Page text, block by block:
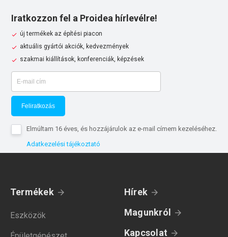
Iratkozzon fel a Proidea hírlevélre!
új termékek az építési piacon
aktuális gyártói akciók, kedvezmények
szakmai kiállítások, konferenciák, képzések
Feliratkozás
Elmúltam 16 éves, és hozzájárulok az e-mail címem kezeléséhez.
Adatkezelési tájékoztató
Termékek
Eszközök
Hírek
Magunkról
Kapcsolat